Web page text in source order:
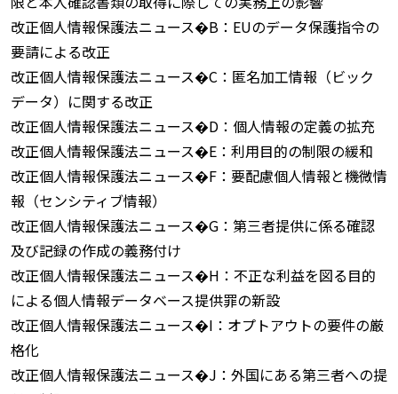
改正個人情報保護法ニュース�B：EUのデータ保護指令の
要請による改正
改正個人情報保護法ニュース�C：匿名加工情報（ビック
データ）に関する改正
改正個人情報保護法ニュース�D：個人情報の定義の拡充
改正個人情報保護法ニュース�E：利用目的の制限の緩和
改正個人情報保護法ニュース�F：要配慮個人情報と機微情
報（センシティブ情報）
改正個人情報保護法ニュース�G：第三者提供に係る確認
及び記録の作成の義務付け
改正個人情報保護法ニュース�H：不正な利益を図る目的
による個人情報データベース提供罪の新設
改正個人情報保護法ニュース�I：オプトアウトの要件の厳
格化
改正個人情報保護法ニュース�J：外国にある第三者への提